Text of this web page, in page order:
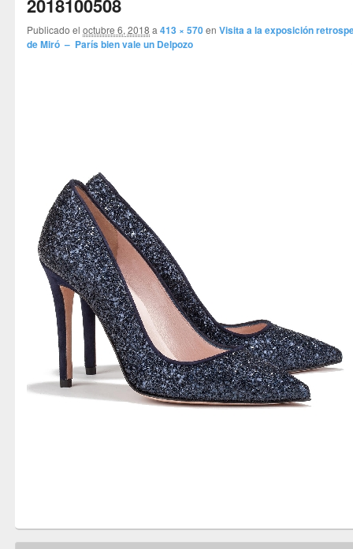
2018100508
Publicado el octubre 6, 2018 a413 × 570enVisita a la exposición
de Miró – París bien vale un Delpozo